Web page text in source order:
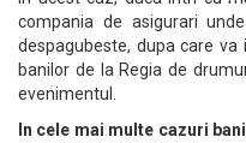
compania de asigurari
despagubeste, dupa care
banilor de la Regia de
evenimentul.
In cele mai multe cazuri